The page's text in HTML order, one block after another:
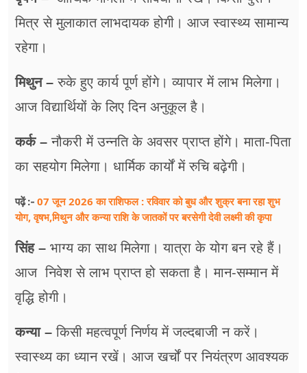
मित्र से मुलाकात लाभदायक होगी। आज स्वास्थ्य सामान्य
रहेगा।
मिथुन – रुके हुए कार्य पूर्ण होंगे। व्यापार में लाभ मिलेगा।
आज विद्यार्थियों के लिए दिन अनुकूल है।
कर्क – नौकरी में उन्नति के अवसर प्राप्त होंगे। माता-पिता
का सहयोग मिलेगा। धार्मिक कार्यों में रुचि बढ़ेगी।
पढ़ें :- 07 जून 2026 का राशिफल : रविवार को बुध और शुक्र बना रहा शुभ
योग, वृषभ,मिथुन और कन्या राशि के जातकों पर बरसेगी देवी लक्ष्मी की कृपा
सिंह – भाग्य का साथ मिलेगा। यात्रा के योग बन रहे हैं।
आज निवेश से लाभ प्राप्त हो सकता है। मान-सम्मान में
वृद्धि होगी।
कन्या – किसी महत्वपूर्ण निर्णय में जल्दबाजी न करें।
स्वास्थ्य का ध्यान रखें। आज खर्चों पर नियंत्रण आवश्यक